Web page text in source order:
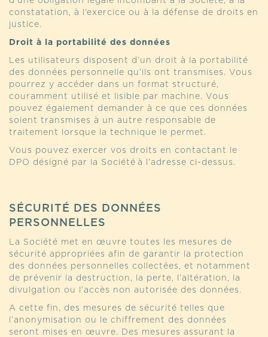
constatation, à l’exercice ou à la défense de droits en
justice.
Droit à la portabilité des données
Les utilisateurs disposent d’un droit à la portabilité
des données personnelle qu’ils ont transmises. Vous
pourrez y accéder dans un format structuré,
couramment utilisé et lisible par machine. Vous
pouvez également demander à ce que ces données
soient transmises à un autre responsable de
traitement lorsque la technique le permet.
Vous pouvez exercer vos droits en contactant le
DPO désigné par la Société à l’adresse ci-dessus.
SÉCURITÉ DES DONNÉES
PERSONNELLES
La Société met en œuvre toutes les mesures de
sécurité appropriées afin de garantir la protection
des données personnelles collectées, et notamment
de prévenir la destruction, la perte, l’altération, la
divulgation ou l’accès non autorisée des données.
A cette fin, des mesures de sécurité telles que
l’anonymisation ou le chiffrement des données
seront mises en œuvre. Des mesures assurant la